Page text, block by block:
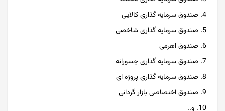
صندوق سرمایه گذاری کالایی
صندوق سرمایه گذاری شاخصی
صندوق اهرمی
صندوق سرمایه گذاری جسورانه
صندوق سرمایه گذاری پروژه ای
صندوق اختصاصی بازار گردانی
و..